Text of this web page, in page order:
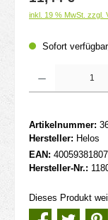
inkl. 19 % MwSt. zzgl.
Sofort
Artikelnummer:
Hersteller: Helos
EAN:
Hersteller-Nr.:
Dieses Produkt